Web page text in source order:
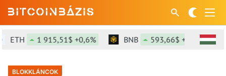
1 915,51$ +0,6% BNB 593,66$ +1,1%
BLOKKLÁNCOK